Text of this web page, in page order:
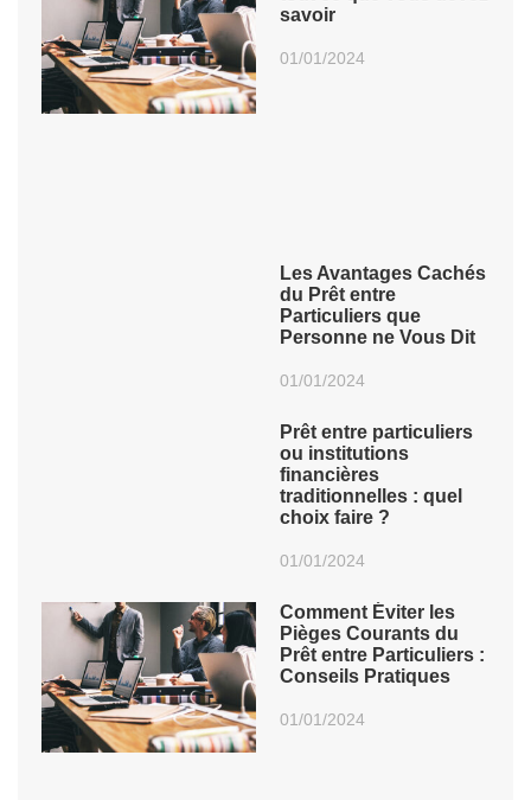
savoir
01/01/2024
Les Avantages Cachés
du Prêt entre
Particuliers que
Personne ne Vous Dit
01/01/2024
Prêt entre particuliers
ou institutions
financières
traditionnelles : quel
choix faire ?
01/01/2024
Comment Éviter les
Pièges Courants du
Prêt entre Particuliers :
Conseils Pratiques
01/01/2024